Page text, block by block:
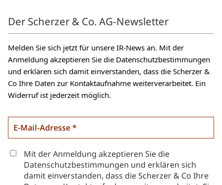
Der Scherzer & Co. AG-Newsletter
Melden Sie sich jetzt für unsere IR-News an. Mit der
Anmeldung akzeptieren Sie die Datenschutzbestimmungen
und erklären sich damit einverstanden, dass die Scherzer &
Co Ihre Daten zur Kontaktaufnahme weiterverarbeitet. Ein
Widerruf ist jederzeit möglich.
Mit der Anmeldung akzeptieren Sie die
Datenschutzbestimmungen und erklären sich
damit einverstanden, dass die Scherzer & Co Ihre